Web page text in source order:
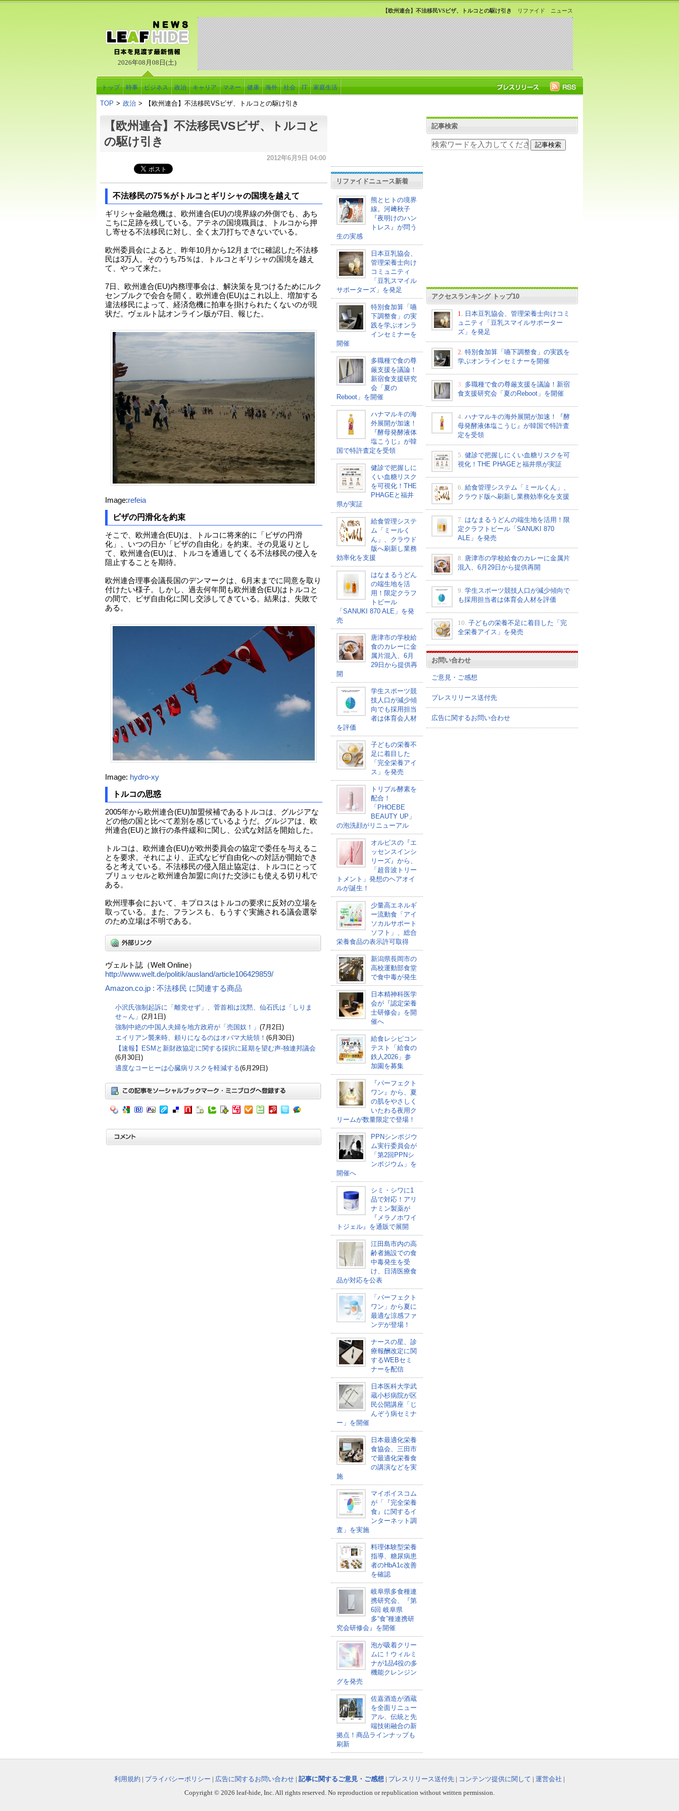
2026年08月08日(土)
リファイド ニュース
【欧州連合】不法移民VSビザ、トルコとの駆け引き
トップ 時事 ビジネス 政治 キャリア マネー 健康 海外 社会 IT 家庭生活
TOP > 政治 > 【欧州連合】不法移民VSビザ、トルコとの駆け引き
【欧州連合】不法移民VSビザ、トルコと
の駆け引き
2012年6月9日 04:00
不法移民の75％がトルコとギリシャの国境を越えて
ギリシャ金融危機は、欧州連合(EU)の境界線の外側でも、あち
こちに足跡を残している。アテネの国境職員は、トルコから押
し寄せる不法移民に対し、全く太刀打ちできないでいる。
欧州委員会によると、昨年10月から12月までに確認した不法移
民は3万人。そのうち75％は、トルコとギリシャの国境を越え
て、やって来た。
7日、欧州連合(EU)内務理事会は、解決策を見つけるためにルク
センブルクで会合を開く。欧州連合(EU)はこれ以上、増加する
違法移民によって、経済危機に拍車を掛けられたくないのが現
状だ。ヴェルト誌オンライン版が7日、報じた。
Image:refeia
ビザの円滑化を約束
そこで、欧州連合(EU)は、トルコに将来的に「ビザの円滑
化」、いつの日か「ビザの自由化」を約束。その見返りとし
て、欧州連合(EU)は、トルコを通過してくる不法移民の侵入を
阻止することを期待。
欧州連合理事会議長国のデンマークは、6月末までに同意を取り
付けたい様子。しかし、過去何年間も欧州連合(EU)はトルコと
の間で、ビザ自由化に関し交渉してきている。結果は、失敗で
ある。
Image: hydro-xy
トルコの思惑
2005年から欧州連合(EU)加盟候補であるトルコは、グルジアな
どの他の国と比べて差別を感じているようだ。グルジアは、欧
州連合(EU)と旅行の条件緩和に関し、公式な対話を開始した。
トルコは、欧州連合(EU)が欧州委員会の協定で委任を与えるこ
とを要求。それにより、正式なビザ自由化への対話が開始でき
ると考えている。不法移民の侵入阻止協定は、トルコにとって
ブリュッセルと欧州連合加盟に向けた交渉にも使える切り札で
ある。
欧州理事会において、キプロスはトルコの要求に反対の立場を
取っている。また、フランスも、もうすぐ実施される議会選挙
のため立場は不明である。
ヴェルト誌（Welt Online）
http://www.welt.de/politik/ausland/article106429859/
Amazon.co.jp : 不法移民 に関連する商品
小沢氏強制起訴に「離党せず」、菅首相は沈黙、仙石氏は「しりま
せ～ん」 (2月1日)
強制中絶の中国人夫婦を地方政府が「売国奴！」 (7月2日)
エイリアン襲来時、頼りになるのはオバマ大統領！ (6月30日)
【速報】ESMと新財政協定に関する採択に延期を望む声-独連邦議会
(6月30日)
適度なコーヒーは心臓病リスクを軽減する(6月29日)
リファイドニュース新着
熊とヒトの境界
線。河﨑秋子
『夜明けのハン
トレス』が問う
生の実感
日本豆乳協会、
管理栄養士向け
コミュニティ
「豆乳スマイル
サポーターズ」を発足
特別食加算「嚥
下調整食」の実
践を学ぶオンラ
インセミナーを
開催
多職種で食の尊
厳支援を議論！
新宿食支援研究
会「夏の
Reboot」を開催
ハナマルキの海
外展開が加速！
『酵母発酵液体
塩こうじ』が韓
国で特許査定を受領
健診で把握しに
くい血糖リスク
を可視化！THE
PHAGEと福井
県が実証
給食管理システ
ム「ミールく
ん」、クラウド
版へ刷新し業務
効率化を支援
はなまるうどん
の端生地を活
用！限定クラフ
トビール
「SANUKI 870 ALE」を発
売
唐津市の学校給
食のカレーに金
属片混入、6月
29日から提供再
開
学生スポーツ競
技人口が減少傾
向でも採用担当
者は体育会人材
を評価
子どもの栄養不
足に着目した
「完全栄養アイ
ス」を発売
トリプル酵素を
配合！
「PHOEBE
BEAUTY UP」
の泡洗顔がリニューアル
オルビスの『エ
ッセンスインシ
リーズ』から、
「超音波トリー
トメント」発想のヘアオイ
ルが誕生！
少量高エネルギ
ー流動食「アイ
ソカルサポート
ソフト」、総合
栄養食品の表示許可取得
新潟県長岡市の
高校運動部食堂
で食中毒が発生
日本精神科医学
会が『認定栄養
士研修会』を開
催へ
給食レシピコン
テスト「給食の
鉄人2026」参
加園を募集
『パーフェクト
ワン』から、夏
の肌をやさしく
いたわる夜用ク
リームが数量限定で登場！
PPNシンポジウ
ム実行委員会が
「第2回PPNシ
ンポジウム」を
開催へ
シミ・シワに1
品で対応！アリ
ナミン製薬が
『メラノホワイ
トジェル』を通販で展開
江田島市内の高
齢者施設での食
中毒発生を受
け、日清医療食
品が対応を公表
「パーフェクト
ワン」から夏に
最適な涼感ファ
ンデが登場！
ナースの星、診
療報酬改定に関
するWEBセミ
ナーを配信
日本医科大学武
蔵小杉病院が区
民公開講座「じ
んぞう病セミナ
ー」を開催
日本最適化栄養
食協会、三田市
で最適化栄養食
の講演などを実
施
マイボイスコム
が「『完全栄養
食』に関するイ
ンターネット調
査」を実施
料理体験型栄養
指導、糖尿病患
者のHbA1c改善
を確認
岐阜県多食種連
携研究会、『第
6回 岐阜県
多“食”種連携研
究会研修会』を開催
泡が吸着クリー
ムに！ウィルミ
ナが1品4役の多
機能クレンジン
グを発売
佐嘉酒造が酒蔵
を全面リニュー
アル、伝統と先
端技術融合の新
拠点！商品ラインナップも
刷新
記事検索
アクセスランキング トップ10
1.
日本豆乳協会、管理栄養士向けコミ
ュニティ「豆乳スマイルサポーター
ズ」を発足
2. 特別食加算「嚥下調整食」の実践を
学ぶオンラインセミナーを開催
3. 多職種で食の尊厳支援を議論！新宿
食支援研究会「夏のReboot」を開催
4. ハナマルキの海外展開が加速！『酵
母発酵液体塩こうじ』が韓国で特許査
定を受領
5. 健診で把握しにくい血糖リスクを可
視化！THE PHAGEと福井県が実証
6. 給食管理システム「ミールくん」、
クラウド版へ刷新し業務効率化を支援
7. はなまるうどんの端生地を活用！限
定クラフトビール「SANUKI 870
ALE」を発売
8. 唐津市の学校給食のカレーに金属片
混入、6月29日から提供再開
9. 学生スポーツ競技人口が減少傾向で
も採用担当者は体育会人材を評価
10. 子どもの栄養不足に着目した「完
全栄養アイス」を発売
お問い合わせ
ご意見・ご感想
プレスリリース送付先
広告に関するお問い合わせ
利用規約 | プライバシーポリシー | 広告に関するお問い合わせ | 記事に関するご意見・ご感想 | プレスリリース送付先 | コンテンツ提供に関して | 運営会社 |
Copyright © 2026 leaf-hide, Inc. All rights reserved. No reproduction or republication without written permission.